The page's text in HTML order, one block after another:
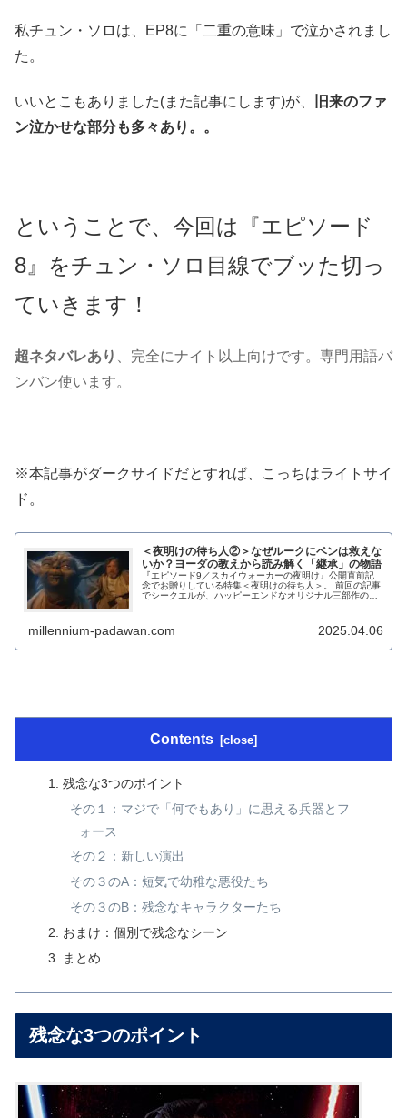
私チュン・ソロは、EP8に「二重の意味」で泣かされまし
た。
いいとこもありました(また記事にします)が、
旧来のファ
ン泣かせな部分も多々あり 。。
ということで、今回は『エピソード
8』をチュン・ソロ目線でブッた切っ
ていきます！
超ネタバレあり
、完全にナイト以上向けです。専門用語バ
ンバン使います。
※本記事がダークサイドだとすれば、こっちはライトサイ
ド。
＜夜明けの待ち人②＞なぜルークにベンは救えな
いか？ヨーダの教えから読み解く「継承」の物語
『エピソード9／スカイウォーカーの夜明け』公開直前記
念でお贈りしている特集＜夜明けの待ち人＞。 前回の記事
でシークエルが、ハッピーエンドなオリジナル三部作の後
millennium-padawan.com 2025.04.06
Contents
残念な3つのポイント
その１：マジで「何でもあり」に思える兵器とフ
ォース
その２：新しい演出
その３のA：短気で幼稚な悪役たち
その３のB：残念なキャラクターたち
おまけ：個別で残念なシーン
まとめ
残念な3つのポイント